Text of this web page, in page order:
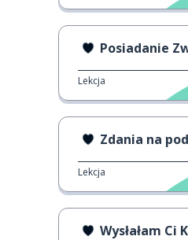
Posiadanie
Lekcja
Zdania na
Lekcja
Wysłałam Ci